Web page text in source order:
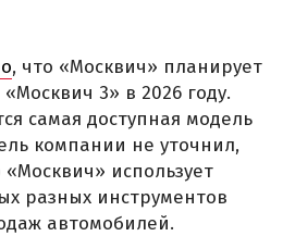
, что «Москвич» планирует
3» в 2026 году.
самая доступная модель
компании не уточнил,
использует
разных инструментов
автомобилей.